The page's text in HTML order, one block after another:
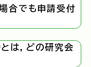
合でも申請受付
は，どの研究会